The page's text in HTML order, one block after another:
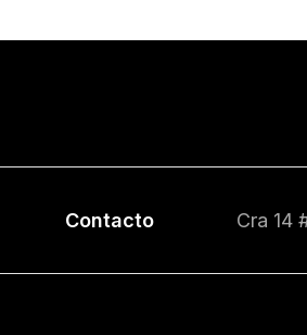
Contacto Cra 14